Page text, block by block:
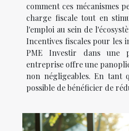
comment ces mécanismes
charge fiscale tout en
l'emploi au sein de
Incentives fiscales pour les
PME Investir dans une
entreprise offre une
non négligeables. En tant
possible de bénéficier de